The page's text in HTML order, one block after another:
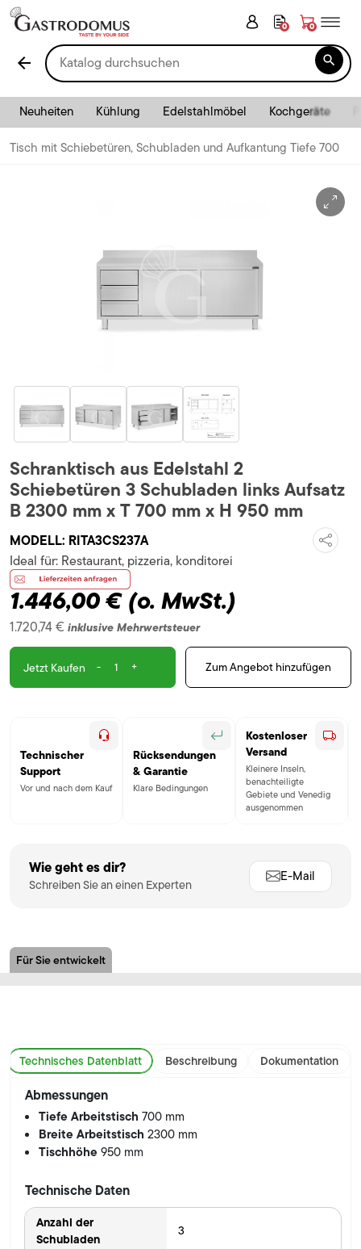
0 0
arrow_back 
Neuheiten Kühlung Edelstahlmöbel Kochgeräte
Tisch mit Schiebetüren, Schubladen und Aufkantung Tiefe 700
Schranktisch aus Edelstahl 2
Schiebetüren 3 Schubladen links Aufsatz
B 2300 mm x T 700 mm x H 950 mm
MODELL: RITA3CS237A
1.446,00 €(o. MwSt.)
1.720,74 € inklusive Mehrwertsteuer
Ideal für: Restaurant, pizzeria, konditorei
Jetzt Kaufen - + Zum Angebot hinzufügen
Technischer
Support
Vor und nach dem Kauf
Rücksendungen
& Garantie
Klare Bedingungen
Kostenloser
Versand
Kleinere Inseln,
benachteiligte
Gebiete und Venedig
ausgenommen
Wie geht es dir?
Schreiben Sie an einen Experten
E-Mail
Für Sie entwickelt
Technisches Datenblatt Beschreibung Dokumentation
Abmessungen
Tiefe Arbeitstisch700 mm
Breite Arbeitstisch2300 mm
Tischhöhe950 mm
Technische Daten
Anzahl der
Schubladen
3